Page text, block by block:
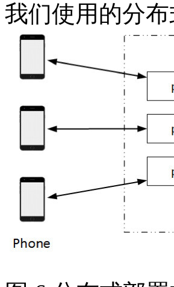
我们使用的分